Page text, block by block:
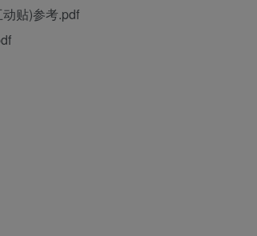
贴)参考.pdf